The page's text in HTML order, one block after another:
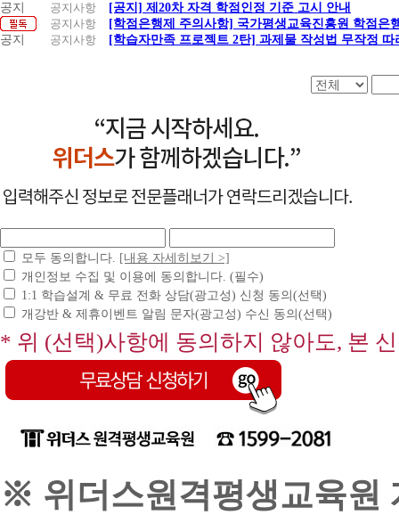
공지
공지사항
[공지] 제20차 자격 학점인정 기준 고시 안내
공지사항
[학점은행제 주의사항] 국가평생교육진흥원 학점은
공지
공지사항 [학습자만족 프로젝트 2탄] 과제물 작성법 무작정 따
모두 동의합니다.
[내용 자세히보기 >]
개인정보 수집 및 이용에 동의합니다. (필수)
1:1 학습설계 & 무료 전화 상담(광고성) 신청 동의(선택)
개강반 & 제휴이벤트 알림 문자(광고성) 수신 동의(선택)
* 위 (선택)사항에 동의하지 않아도, 본
※ 위더스원격평생교육원